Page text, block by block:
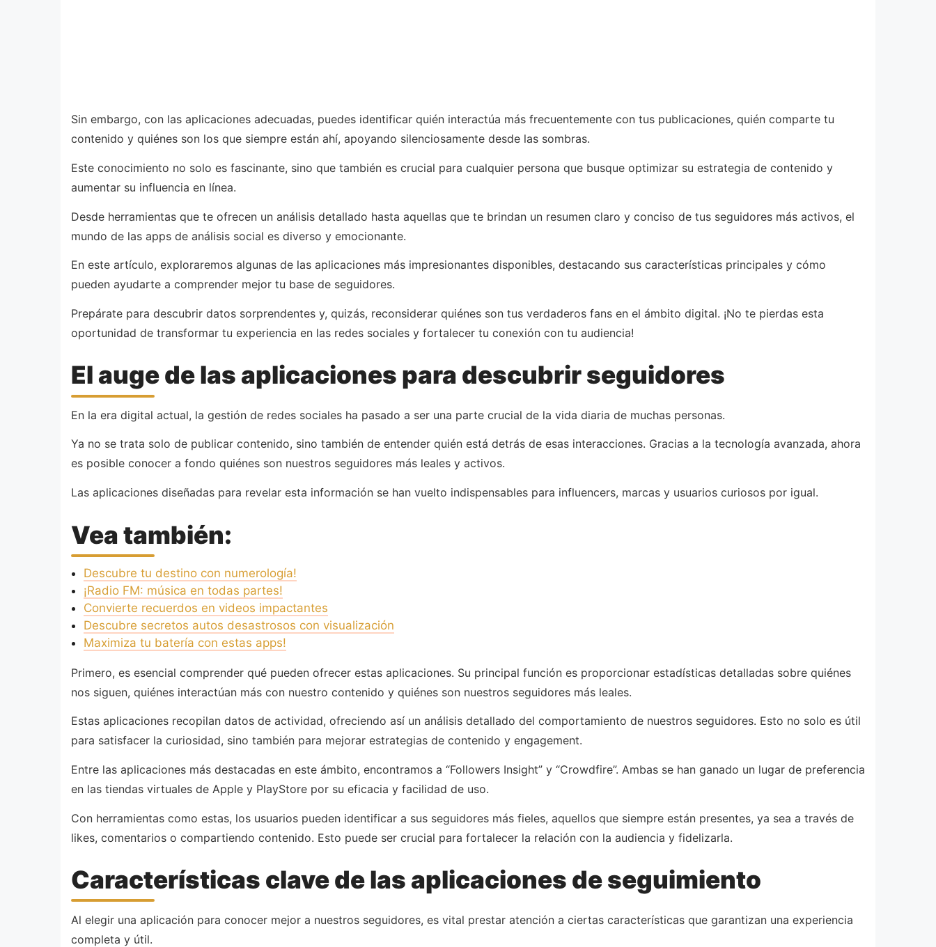
Sin embargo, con las aplicaciones adecuadas, puedes identificar quién interactúa más frecuentemente con tus publicaciones, quién comparte tu
contenido y quiénes son los que siempre están ahí, apoyando silenciosamente desde las sombras.
Este conocimiento no solo es fascinante, sino que también es crucial para cualquier persona que busque optimizar su estrategia de contenido y
aumentar su influencia en línea.
Desde herramientas que te ofrecen un análisis detallado hasta aquellas que te brindan un resumen claro y conciso de tus seguidores más activos, el
mundo de las apps de análisis social es diverso y emocionante.
En este artículo, exploraremos algunas de las aplicaciones más impresionantes disponibles, destacando sus características principales y cómo
pueden ayudarte a comprender mejor tu base de seguidores.
Prepárate para descubrir datos sorprendentes y, quizás, reconsiderar quiénes son tus verdaderos fans en el ámbito digital. ¡No te pierdas esta
oportunidad de transformar tu experiencia en las redes sociales y fortalecer tu conexión con tu audiencia!
El auge de las aplicaciones para descubrir seguidores
En la era digital actual, la gestión de redes sociales ha pasado a ser una parte crucial de la vida diaria de muchas personas.
Ya no se trata solo de publicar contenido, sino también de entender quién está detrás de esas interacciones. Gracias a la tecnología avanzada, ahora
es posible conocer a fondo quiénes son nuestros seguidores más leales y activos.
Las aplicaciones diseñadas para revelar esta información se han vuelto indispensables para influencers, marcas y usuarios curiosos por igual.
Vea también:
Descubre tu destino con numerología!
¡Radio FM: música en todas partes!
Convierte recuerdos en videos impactantes
Descubre secretos autos desastrosos con visualización
Maximiza tu batería con estas apps!
Primero, es esencial comprender qué pueden ofrecer estas aplicaciones. Su principal función es proporcionar estadísticas detalladas sobre quiénes
nos siguen, quiénes interactúan más con nuestro contenido y quiénes son nuestros seguidores más leales.
Estas aplicaciones recopilan datos de actividad, ofreciendo así un análisis detallado del comportamiento de nuestros seguidores. Esto no solo es útil
para satisfacer la curiosidad, sino también para mejorar estrategias de contenido y engagement.
Entre las aplicaciones más destacadas en este ámbito, encontramos a “Followers Insight” y “Crowdfire”. Ambas se han ganado un lugar de preferencia
en las tiendas virtuales de Apple y PlayStore por su eficacia y facilidad de uso.
Con herramientas como estas, los usuarios pueden identificar a sus seguidores más fieles, aquellos que siempre están presentes, ya sea a través de
likes, comentarios o compartiendo contenido. Esto puede ser crucial para fortalecer la relación con la audiencia y fidelizarla.
Características clave de las aplicaciones de seguimiento
Al elegir una aplicación para conocer mejor a nuestros seguidores, es vital prestar atención a ciertas características que garantizan una experiencia
completa y útil.